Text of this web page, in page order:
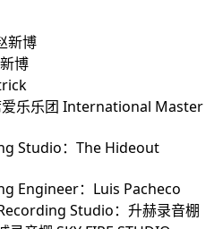
新博
博
乐乐团 International Master
Studio：The Hideout
Engineer：Luis Pacheco
Studio：升赫录音棚